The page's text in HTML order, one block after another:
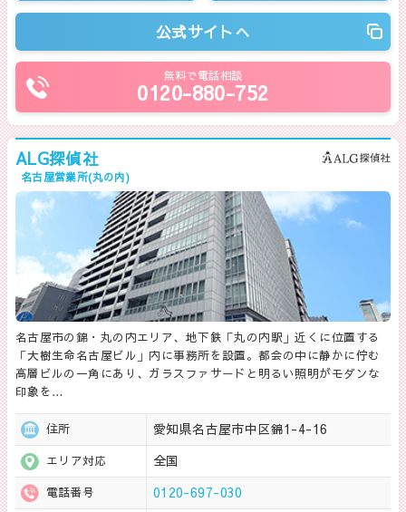
公式サイトへ
無料で電話相談
0120-880-752
ALG探偵社
名古屋営業所(丸の内)
名古屋市の錦・丸の内エリア、地下鉄「丸の内駅」近くに位置する
「大樹生命名古屋ビル」内に事務所を設置。都会の中に静かに佇む
高層ビルの一角にあり、ガラスファサードと明るい照明がモダンな
印象を…
住所 愛知県名古屋市中区錦1-4-16
エリア対応 全国
電話番号 0120-697-030